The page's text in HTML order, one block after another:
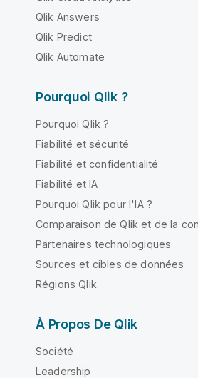
Qlik Answers
Qlik Predict
Qlik Automate
Pourquoi Qlik ?
Pourquoi Qlik ?
Fiabilité et sécurité
Fiabilité et confidentialité
Fiabilité et IA
Pourquoi Qlik pour l'IA ?
Comparaison de Qlik et de la
Partenaires technologiques
Sources et cibles de données
Régions Qlik
À Propos De Qlik
Société
Leadership